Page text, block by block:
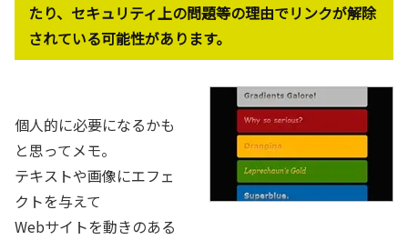
たり、セキュリティ上の問題等の理由でリンクが解除
されている可能性があります。
個人的に必要になるかも
と思ってメモ。
テキストや画像にエフェ
クトを与えて
Webサイトを動きのある